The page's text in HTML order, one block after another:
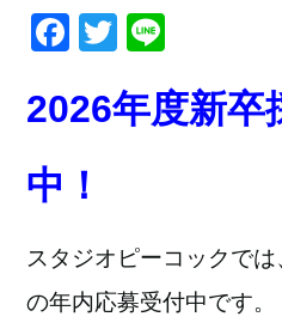
F
a
c
b
o
k
T
w
itte
2026年度新卒
中！
スタジオピーコックで
の年内応募受付中です。